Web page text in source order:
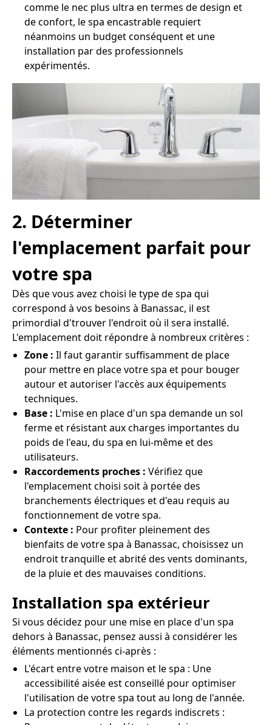
comme le nec plus ultra en termes de design et
de confort, le spa encastrable requiert
néanmoins un budget conséquent et une
installation par des professionnels
expérimentés.
2. Déterminer
l'emplacement parfait pour
votre spa
Dès que vous avez choisi le type de spa qui
correspond à vos besoins à Banassac, il est
primordial d'trouver l'endroit où il sera installé.
L'emplacement doit répondre à nombreux critères :
Zone : Il faut garantir suffisamment de place
pour mettre en place votre spa et pour bouger
autour et autoriser l'accès aux équipements
techniques.
Base : L'mise en place d'un spa demande un sol
ferme et résistant aux charges importantes du
poids de l'eau, du spa en lui-même et des
utilisateurs.
Raccordements proches : Vérifiez que
l'emplacement choisi soit à portée des
branchements électriques et d'eau requis au
fonctionnement de votre spa.
Contexte : Pour profiter pleinement des
bienfaits de votre spa à Banassac, choisissez un
endroit tranquille et abrité des vents dominants,
de la pluie et des mauvaises conditions.
Installation spa extérieur
Si vous décidez pour une mise en place d'un spa
dehors à Banassac, pensez aussi à considérer les
éléments mentionnés ci-après :
L'écart entre votre maison et le spa : Une
accessibilité aisée est conseillé pour optimiser
l'utilisation de votre spa tout au long de l'année.
La protection contre les regards indiscrets :